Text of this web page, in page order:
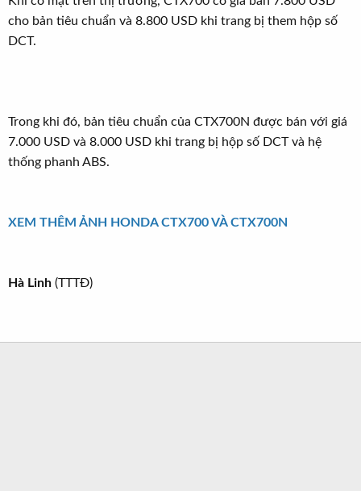
cho bản tiêu chuẩn và 8.800 USD khi trang bị them hộp số
DCT.
Trong khi đó, bản tiêu chuẩn của CTX700N được bán với giá
7.000 USD và 8.000 USD khi trang bị hộp số DCT và hệ
thống phanh ABS.
XEM THÊM ẢNH HONDA CTX700 VÀ CTX700N
Hà Linh (TTTĐ)